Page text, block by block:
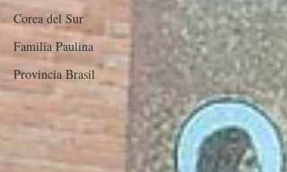
Corea del Sur
Familia Paulina
Provincia Brasil